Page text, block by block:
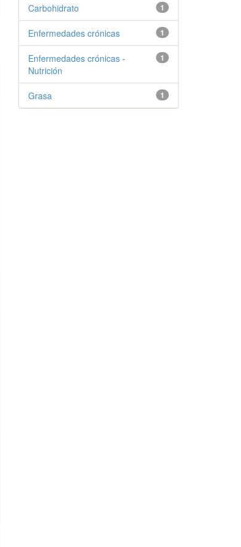
1
Carbohidrato
1
Enfermedades crónicas
1
Enfermedades crónicas -
Nutrición
1
Grasa